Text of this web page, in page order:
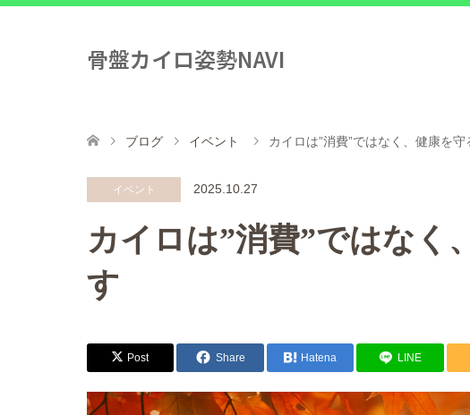
骨盤カイロ姿勢NAVI
ブログ イベント カイロは”消費”ではなく、健康を守
イベント 2025.10.27
カイロは”消費”ではなく
す
Post Share Hatena LINE